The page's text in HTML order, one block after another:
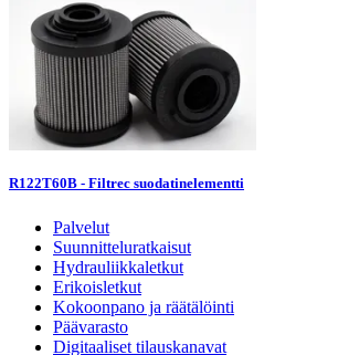
R122T60B - Filtrec suodatinelementti
Palvelut
Suunnitteluratkaisut
Hydrauliikkaletkut
Erikoisletkut
Kokoonpano ja räätälöinti
Päävarasto
Digitaaliset tilauskanavat